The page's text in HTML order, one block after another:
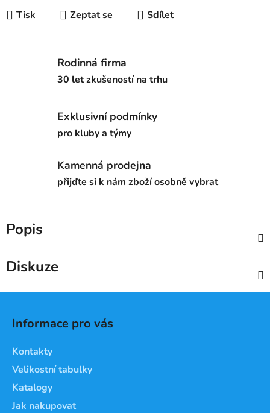
Tisk Zeptat se Sdílet
Rodinná firma
30 let zkušeností na trhu
Exklusivní podmínky
pro kluby a týmy
Kamenná prodejna
přijďte si k nám zboží osobně vybrat
Popis
Diskuze
Informace pro vás
Kontakty
Velikostní tabulky
Katalogy
Jak nakupovat